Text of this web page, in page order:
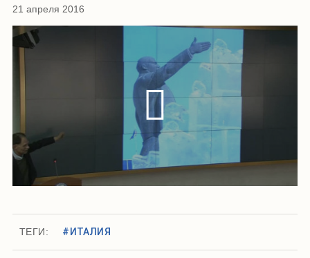
21 апреля 2016
ТЕГИ: #ИТАЛИЯ